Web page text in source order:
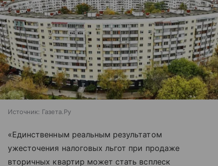
Источник: Газета.Ру
«Единственным реальным результатом
ужесточения налоговых льгот при продаже
вторичных квартир может стать всплеск